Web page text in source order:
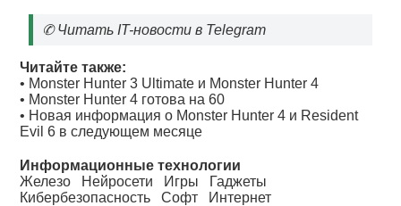
✆Читать IT-новости в Telegram
Читайте также:
• Monster Hunter 3 Ultimate и Monster Hunter 4
• Monster Hunter 4 готова на 60
• Новая информация о Monster Hunter 4 и Resident
Evil 6 в следующем месяце
Информационные технологии
Железо
Нейросети Игры
Гаджеты
Кибербезопасность
Софт Интернет